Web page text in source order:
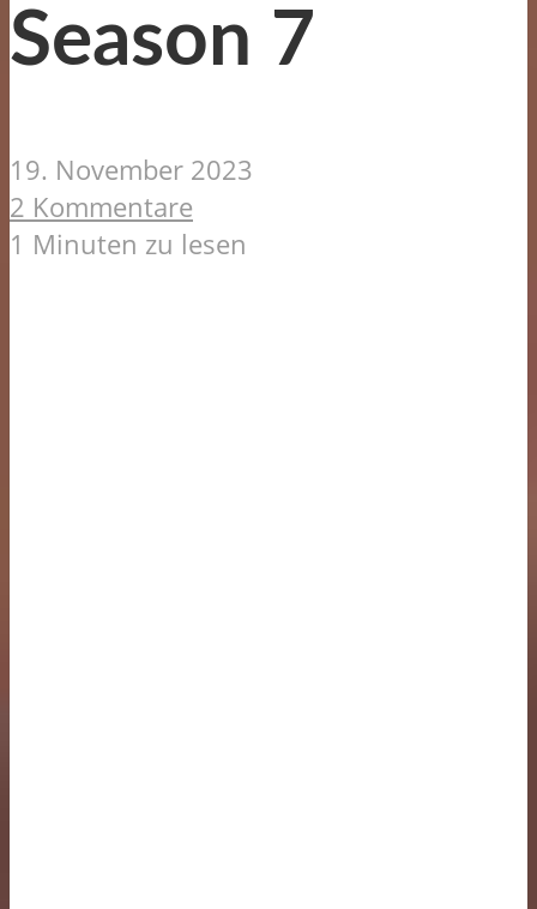
Season 7
19. November 2023
2 Kommentare
1 Minuten zu lesen